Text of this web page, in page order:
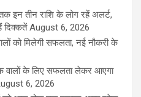
इन तीन राशि के लोग रहें अलर्ट,
दिक्कतें August 6, 2026
को मिलेगी सफलता, नई नौकरी के
के लिए सफलता लेकर आएगा
6, 2026